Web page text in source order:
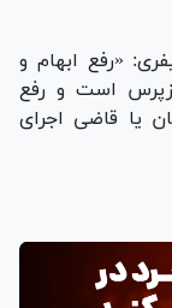
کیفری: «رفع ابهام و
است و رفع
یا قاضی اجرای